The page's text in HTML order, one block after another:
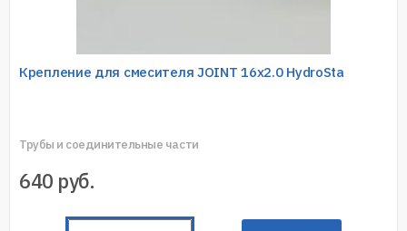
Крепление для смесителя JOINT 16х2.0 HydroSta
Трубы и соединительные части
640 руб.